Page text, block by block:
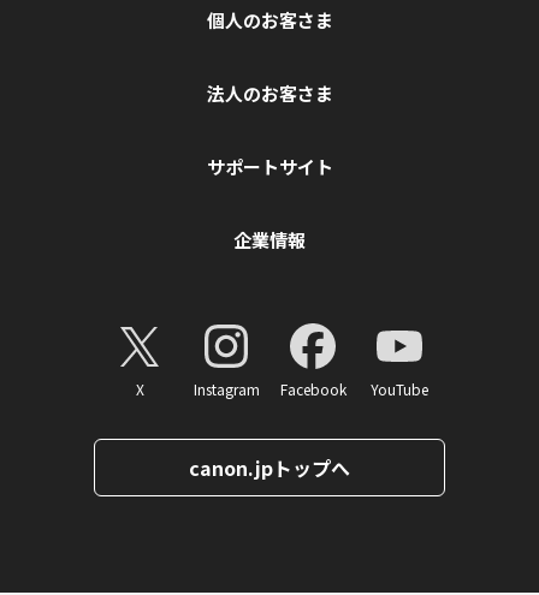
個人のお客さま
法人のお客さま
サポートサイト
企業情報
X Instagram Facebook YouTube
canon.jpトップへ